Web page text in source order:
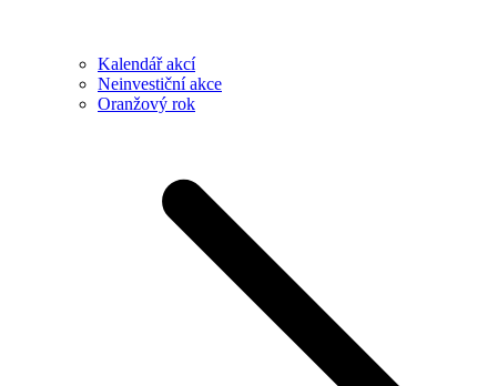
Kalendář akcí
Neinvestiční akce
Oranžový rok